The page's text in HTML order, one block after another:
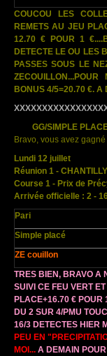
COUCOU LES
REMETS AU JEU
12.70 € POUR 1
DETECTE LE OU LES
PASSES SOUS LE
BONUS 4/5=20.70 €. A
GG/SIMPLE
Bravo, vous avez
Lundi 12 juillet
Réunion 1 - CHANTILLY
Course 1 - Prix de
Arrivée officielle : 2 -
Pari
Simple placé
ZE couillon
TRES BIEN, BRAVO A
SUIVI CE FEU VERT
PLACE+16.70 € POUR
DU 2 SUR 4/PMU
16/3 DETECTES HIER
PEU EN
MOI... A DEMAIN